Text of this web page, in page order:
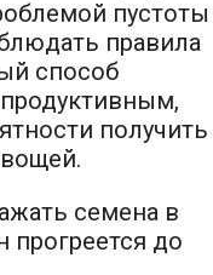
пустоты
правила
способ
получить
семена в
прогреется до